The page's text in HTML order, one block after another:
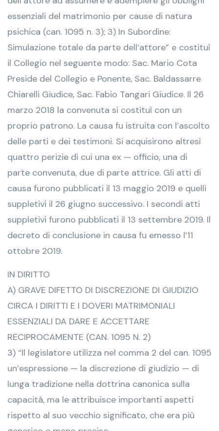
essenziali del matrimonio per cause di natura
psichica (can. 1095 n. 3); 3) In Subordine:
Simulazione totale da parte dell‘attore” e costituì
il Collegio nel seguente modo: Sac. Mario Cota
Preside del Collegio e Ponente, Sac. Baldassarre
Chiarelli Giudice, Sac. Fabio Tangari Giudice. Il 26
marzo 2018 la convenuta si costituì con un
proprio patrono. La causa fu istruita con l’ascolto
delle parti e dei testimoni. Si acquisirono altresì
quattro perizie di cui una ex — officio, una di
parte convenuta, due di parte attrice. Gli atti di
causa furono pubblicati il 13 maggio 2019 e quelli
suppletivi il 26 giugno successivo. I secondi atti
suppletivi furono pubblicati il 13 settembre 2019. Il
decreto di conclusione in causa fu emesso l’11
ottobre 2019.
IN DIRITTO
A) GRAVE DIFETTO DI DISCREZIONE DI GIUDIZIO
CIRCA I DIRITTI E I DOVERI MATRIMONIALI
ESSENZIALI DA DARE E ACCETTARE
RECIPROCAMENTE (CAN. 1095 N. 2)
3) “Il legislatore utilizza nel comma 2 del can. 1095
un’espressione — la discrezione di giudizio — di
lunga tradizione nella dottrina canonica sulla
capacità, ma le attribuisce importanti aspetti
rispetto al suo vecchio significato, che era più